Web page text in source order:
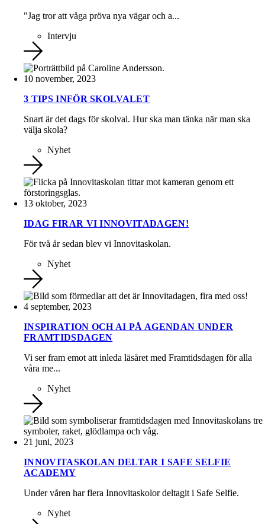
"Jag tror att våga pröva nya vägar och a...
Intervju
10 november, 2023
3 TIPS INFÖR SKOLVALET
Snart är det dags för skolval. Hur ska man tänka när man ska
välja skola?
Nyhet
13 oktober, 2023
IDAG FIRAR VI INNOVITADAGEN!
För två år sedan blev vi Innovitaskolan.
Nyhet
4 september, 2023
INSPIRATION OCH AI PÅ AGENDAN UNDER
FRAMTIDSDAGEN
Vi ser fram emot att inleda läsåret med Framtidsdagen för alla
våra me...
Nyhet
21 juni, 2023
INNOVITASKOLAN DELTAR I SAFE SELFIE
ACADEMY
Under våren har flera Innovitaskolor deltagit i Safe Selfie.
Nyhet